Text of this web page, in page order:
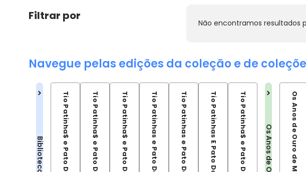
Filtrar por
Não encontramos resultados
Navegue pelas edições da coleção e de